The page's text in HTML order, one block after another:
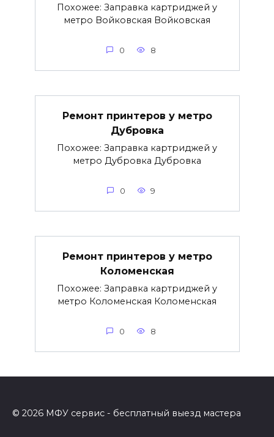
Похожее: Заправка картриджей у
метро Войковская Войковская
0 8
Ремонт принтеров у метро
Дубровка
Похожее: Заправка картриджей у
метро Дубровка Дубровка
0 9
Ремонт принтеров у метро
Коломенская
Похожее: Заправка картриджей у
метро Коломенская Коломенская
0 8
© 2026 МФУ сервис - бесплатный выезд мастера